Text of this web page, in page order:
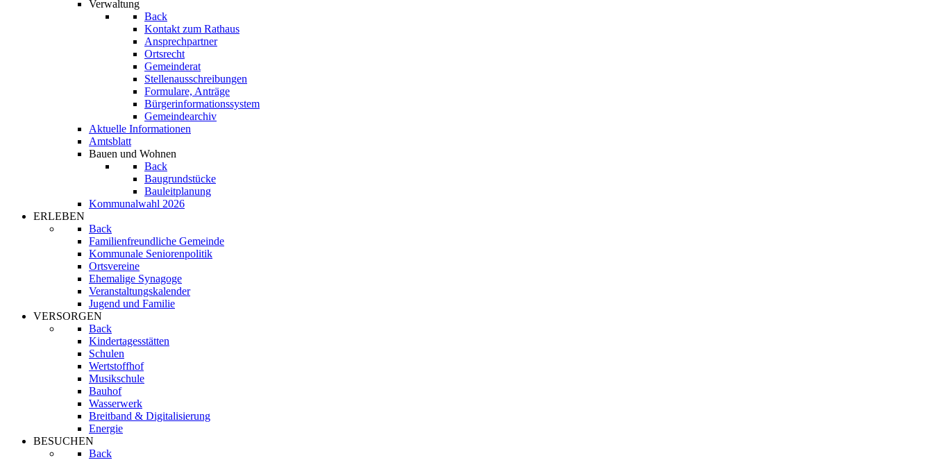
Verwaltung
Back
Kontakt zum Rathaus
Ansprechpartner
Ortsrecht
Gemeinderat
Stellenausschreibungen
Formulare, Anträge
Bürgerinformationssystem
Gemeindearchiv
Aktuelle Informationen
Amtsblatt
Bauen und Wohnen
Back
Baugrundstücke
Bauleitplanung
Kommunalwahl 2026
ERLEBEN
Back
Familienfreundliche Gemeinde
Kommunale Seniorenpolitik
Ortsvereine
Ehemalige Synagoge
Veranstaltungskalender
Jugend und Familie
VERSORGEN
Back
Kindertagesstätten
Schulen
Wertstoffhof
Musikschule
Bauhof
Wasserwerk
Breitband & Digitalisierung
Energie
BESUCHEN
Back